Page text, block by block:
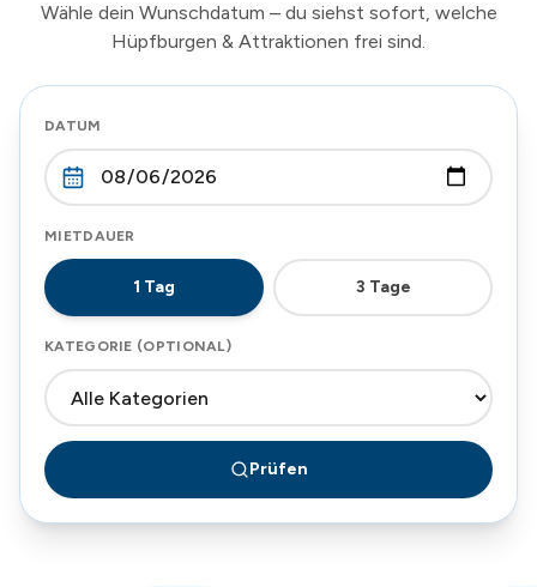
Wähle dein Wunschdatum – du siehst sofort, welche
Hüpfburgen & Attraktionen frei sind.
DATUM
MIETDAUER
1 Tag 3 Tage
KATEGORIE (OPTIONAL)
Prüfen